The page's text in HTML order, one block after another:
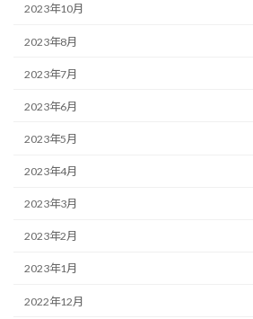
2023年10月
2023年8月
2023年7月
2023年6月
2023年5月
2023年4月
2023年3月
2023年2月
2023年1月
2022年12月